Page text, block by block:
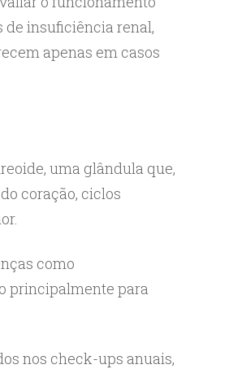
de insuficiência renal,
apenas em casos
uma glândula que,
coração, ciclos
como
principalmente para
nos check-ups anuais,